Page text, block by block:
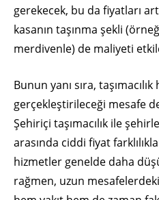
gerekecek, bu da fiyatları
kasanın taşınma şekli
merdivenle) de maliyeti
Bunun yanı sıra,
gerçekleştirileceği mesafe
Şehiriçi taşımacılık ile
arasında ciddi fiyat
hizmetler genelde daha
rağmen, uzun